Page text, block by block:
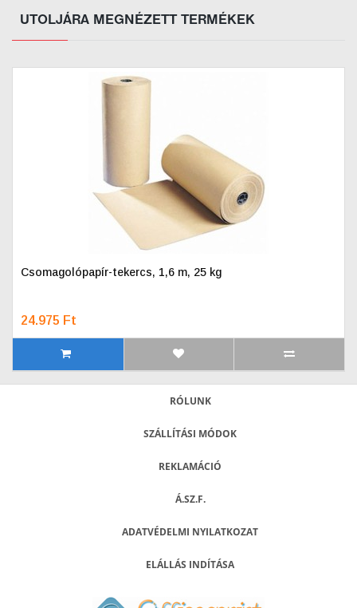
UTOLJÁRA MEGNÉZETT TERMÉKEK
Csomagolópapír-tekercs, 1,6 m, 25 kg
24.975 Ft
RÓLUNK
SZÁLLÍTÁSI MÓDOK
REKLAMÁCIÓ
Á.SZ.F.
ADATVÉDELMI NYILATKOZAT
ELÁLLÁS INDÍTÁSA